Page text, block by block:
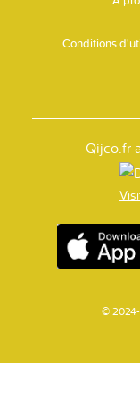
Conditions
Qijco.fr
©